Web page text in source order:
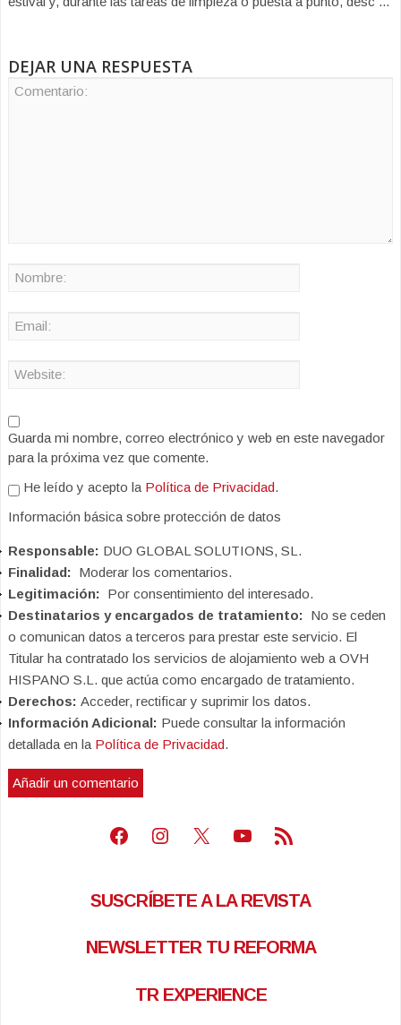
DEJAR UNA RESPUESTA
Guarda mi nombre, correo electrónico y web en este navegador
para la próxima vez que comente.
He leído y acepto la Política de Privacidad.
Información básica sobre protección de datos
Responsable: DUO GLOBAL SOLUTIONS, SL.
Finalidad: Moderar los comentarios.
Legitimación: Por consentimiento del interesado.
Destinatarios y encargados de tratamiento: No se ceden
o comunican datos a terceros para prestar este servicio. El
Titular ha contratado los servicios de alojamiento web a OVH
HISPANO S.L. que actúa como encargado de tratamiento.
Derechos: Acceder, rectificar y suprimir los datos.
Información Adicional: Puede consultar la información
detallada en la Política de Privacidad.
Facebook
Instagram
X Youtube
Feed RSS
SUSCRÍBETE A LA REVISTA
NEWSLETTER TU REFORMA
TR EXPERIENCE